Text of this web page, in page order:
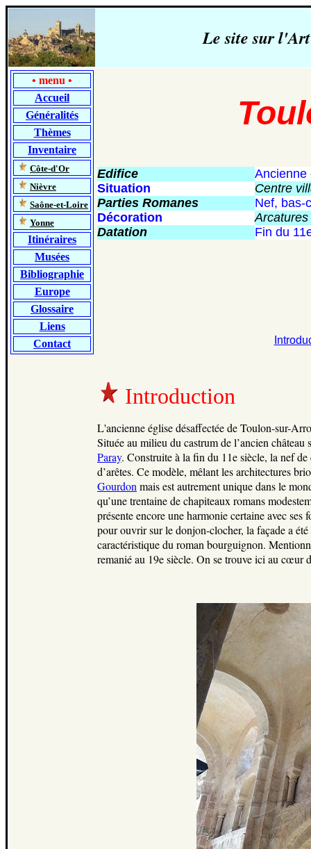
Le site sur
• menu •
Accueil
Généralités
Thèmes
Inventaire
Côte-d'Or
Nièvre
Saône-et-Loire
Yonne
Itinéraires
Musées
Bibliographie
Europe
Glossaire
Liens
Contact
Edifice
Ancienne
Situation
Centre
Parties Romanes
Nef, bas-
Décoration
Datation
Fin du
Introduction
L'ancienne église désaffectée de Toulon-sur-
Située au milieu du castrum de l’ancien
Paray. Construite à la fin du 11e siècle, la nef de
d’arêtes. Ce modèle, mêlant les architectures
Gourdon mais est autrement unique dans le
qu’une trentaine de chapiteaux romans
présente encore une harmonie certaine avec
pour ouvrir sur le donjon-clocher, la façade a
caractéristique du roman bourguignon.
remanié au 19e siècle. On se trouve ici au cœur